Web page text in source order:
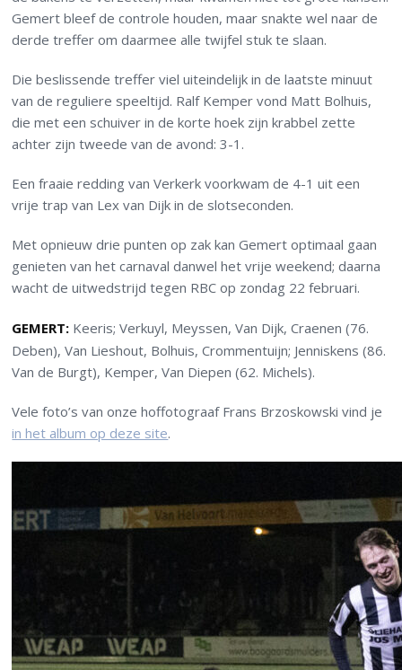
Gemert bleef de controle houden, maar snakte wel naar de
derde treffer om daarmee alle twijfel stuk te slaan.
Die beslissende treffer viel uiteindelijk in de laatste minuut
van de reguliere speeltijd. Ralf Kemper vond Matt Bolhuis,
die met een schuiver in de korte hoek zijn krabbel zette
achter zijn tweede van de avond: 3-1.
Een fraaie redding van Verkerk voorkwam de 4-1 uit een
vrije trap van Lex van Dijk in de slotseconden.
Met opnieuw drie punten op zak kan Gemert optimaal gaan
genieten van het carnaval danwel het vrije weekend; daarna
wacht de uitwedstrijd tegen RBC op zondag 22 februari.
GEMERT: Keeris; Verkuyl, Meyssen, Van Dijk, Craenen (76.
Deben), Van Lieshout, Bolhuis, Crommentuijn; Jenniskens (86.
Van de Burgt), Kemper, Van Diepen (62. Michels).
Vele foto’s van onze hoffotograaf Frans Brzoskowski vind je
in het album op deze site.